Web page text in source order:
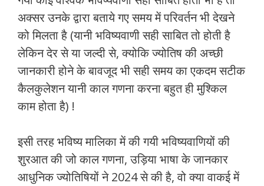
अक्सर उनके द्वारा बताये गए समय में परिवर्तन भी देखने
को मिलता है (यानी भविष्यवाणी सही साबित तो होती है
लेकिन देर से या जल्दी से, क्योकि ज्योतिष की अच्छी
जानकारी होने के बावजूद भी सही समय का एकदम सटीक
कैलकुलेशन यानी काल गणना करना बहुत ही मुश्किल
काम होता है) !
इसी तरह भविष्य मालिका में की गयी भविष्यवाणियों की
शुरआत की जो काल गणना, उड़िया भाषा के जानकार
आधुनिक ज्योतिषियों ने 2024 से की है, वो क्या वाकई में